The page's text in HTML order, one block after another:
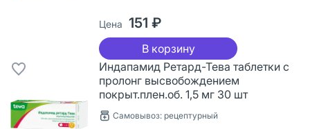
Цена 151 ₽
В корзину
Индапамид Ретард-Тева таблетки с
пролонг высвобождением
покрыт.плен.об. 1,5 мг 30 шт
Самовывоз: рецептурный